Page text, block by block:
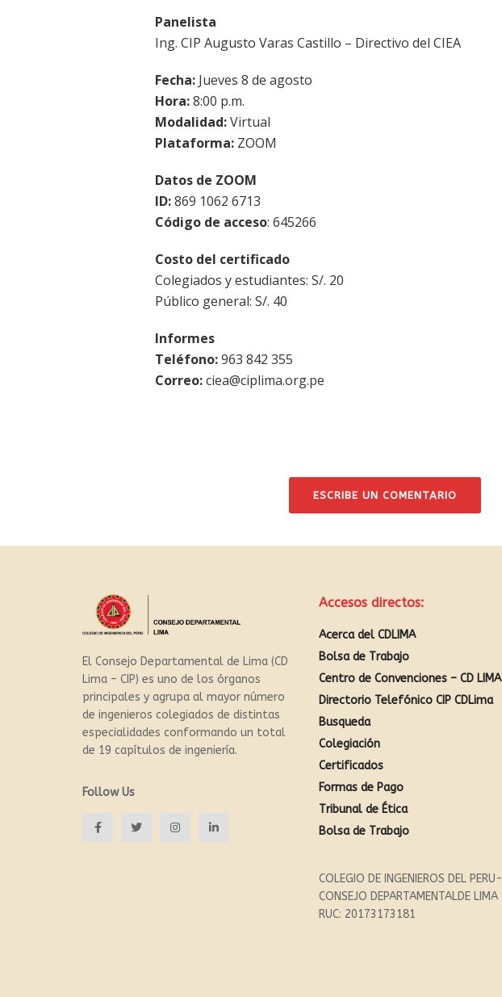
Panelista
Ing. CIP Augusto Varas Castillo – Directivo del CIEA
Fecha: Jueves 8 de agosto
Hora:8:00 p.m.
Modalidad:Virtual
Plataforma: ZOOM
Datos de ZOOM
ID:869 1062 6713
Código de acceso: 645266
Costo del certificado
Colegiados y estudiantes: S/. 20
Público general: S/. 40
Informes
Teléfono:963 842 355
Correo:ciea@ciplima.org.pe
ESCRIBE UN COMENTARIO
El Consejo Departamental de Lima (CD
Lima – CIP) es uno de los órganos
principales y agrupa al mayor número
de ingenieros colegiados de distintas
especialidades conformando un total
de 19 capítulos de ingeniería.
Follow Us
Accesos directos:
Acerca del CDLIMA
Bolsa de Trabajo
Centro de Convenciones – CD LIMA
Directorio Telefónico CIP CDLima
Busqueda
Colegiación
Certificados
Formas de Pago
Tribunal de Ética
Bolsa de Trabajo
COLEGIO DE INGENIEROS DEL PERU-
CONSEJO DEPARTAMENTALDE LIMA
RUC: 20173173181